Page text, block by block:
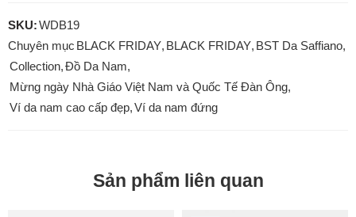
SKU:WDB19
Chuyên mục BLACK FRIDAY, BLACK FRIDAY, BST Da Saffiano,
Collection,Đồ Da Nam,
Mừng ngày Nhà Giáo Việt Nam và Quốc Tế Đàn Ông,
Ví da nam cao cấp đẹp,Ví da nam đứng
Sản phẩm liên quan